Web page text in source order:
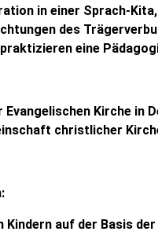
in einer Sprach-
des
eine
Kirche in
christlicher
auf der Basis